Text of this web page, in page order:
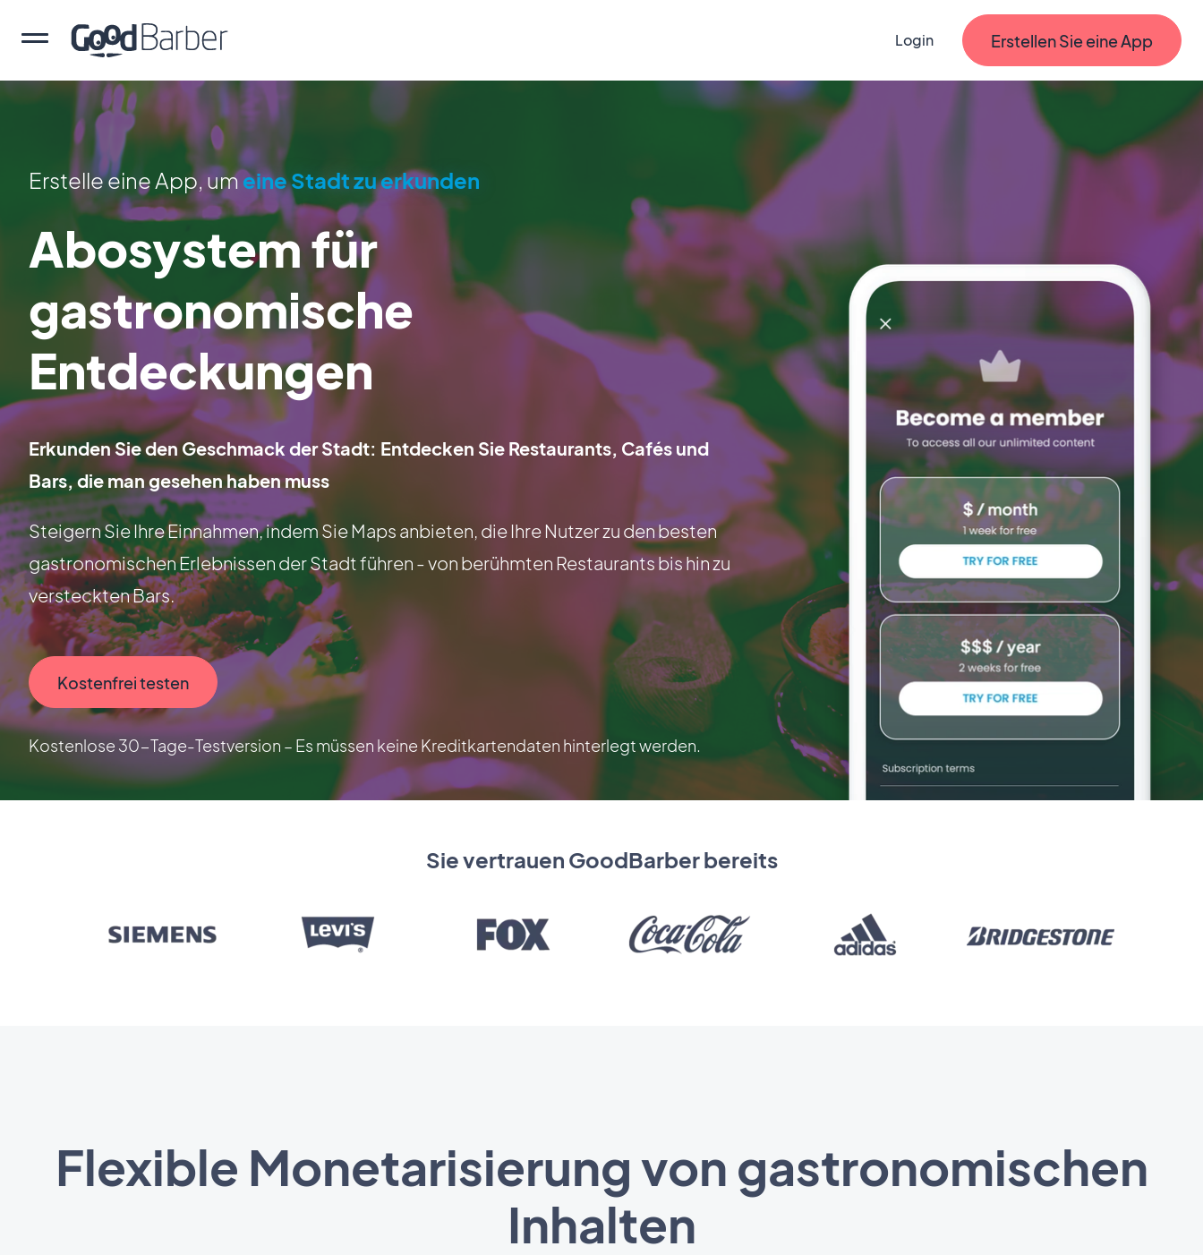
Login Erstellen Sie eine App
Erstelle eine App, umeine Stadt zu erkunden
Abosystem für
gastronomische
Entdeckungen
Erkunden Sie den Geschmack der Stadt: Entdecken Sie Restaurants, Cafés und
Bars, die man gesehen haben muss
Steigern Sie Ihre Einnahmen, indem Sie Maps anbieten, die Ihre Nutzer zu den besten
gastronomischen Erlebnissen der Stadt führen - von berühmten Restaurants bis hin zu
versteckten Bars.
Kostenfrei testen
Kostenlose 30-Tage-Testversion – Es müssen keine Kreditkartendaten hinterlegt werden.
Sie vertrauen GoodBarber bereits
Flexible Monetarisierung von gastronomischen
Inhalten